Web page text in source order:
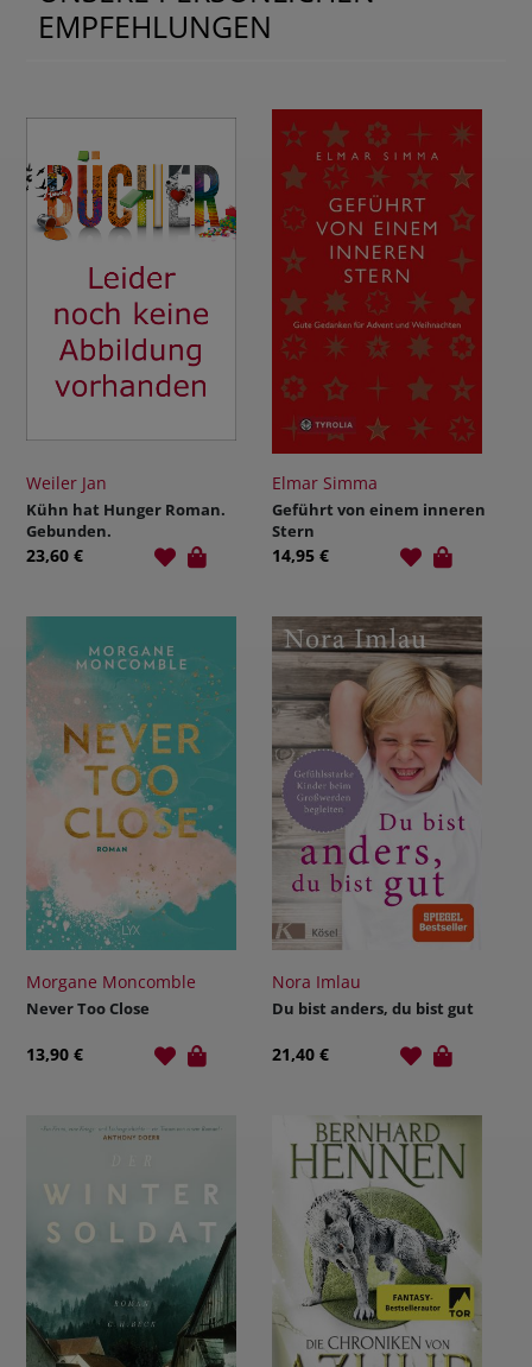
EMPFEHLUNGEN
Weiler Jan
Kühn hat Hunger Roman.
Gebunden.
23,60 €
Elmar Simma
Geführt von einem inneren
Stern
14,95 €
Morgane Moncomble
Never Too Close
13,90 €
Nora Imlau
Du bist anders, du bist gut
21,40 €